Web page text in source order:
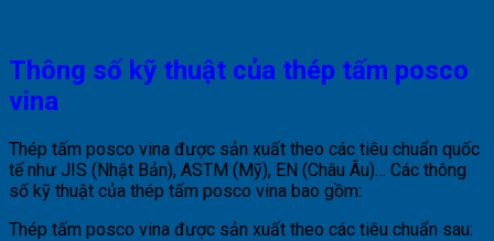
Thông số kỹ thuật của thép tấm posco
vina
Thép tấm posco vina được sản xuất theo các tiêu chuẩn quốc
tế như JIS (Nhật Bản), ASTM (Mỹ), EN (Châu Âu)… Các thông
số kỹ thuật của thép tấm posco vina bao gồm:
Thép tấm posco vina được sản xuất theo các tiêu chuẩn sau: